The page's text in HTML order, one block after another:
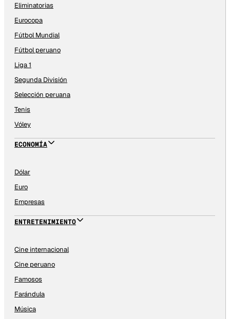
Eliminatorias
Eurocopa
Fútbol Mundial
Fútbol peruano
Liga 1
Segunda División
Selección peruana
Tenis
Vóley
ECONOMÍA
Dólar
Euro
Empresas
ENTRETENIMIENTO
Cine internacional
Cine peruano
Famosos
Farándula
Música